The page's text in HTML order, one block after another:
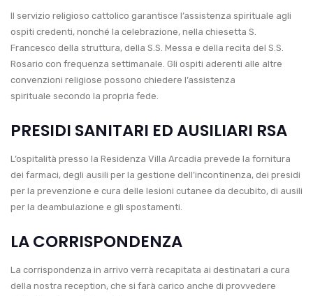
Il servizio religioso cattolico garantisce l’assistenza spirituale agli
ospiti credenti, nonché la celebrazione, nella chiesetta S.
Francesco della struttura, della S.S. Messa e della recita del S.S.
Rosario con frequenza settimanale. Gli ospiti aderenti alle altre
convenzioni religiose possono chiedere l’assistenza
spirituale secondo la propria fede.
PRESIDI SANITARI ED AUSILIARI RSA
L’ospitalità presso la Residenza Villa Arcadia prevede la fornitura
dei farmaci, degli ausili per la gestione dell’incontinenza, dei presidi
per la prevenzione e cura delle lesioni cutanee da decubito, di ausili
per la deambulazione e gli spostamenti.
LA CORRISPONDENZA
La corrispondenza in arrivo verrà recapitata ai destinatari a cura
della nostra reception, che si farà carico anche di provvedere